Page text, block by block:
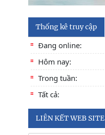
Thống kê truy cập
Đang online:
Hôm nay:
Trong tuần:
Tất cả:
LIÊN KẾT WEB SITE